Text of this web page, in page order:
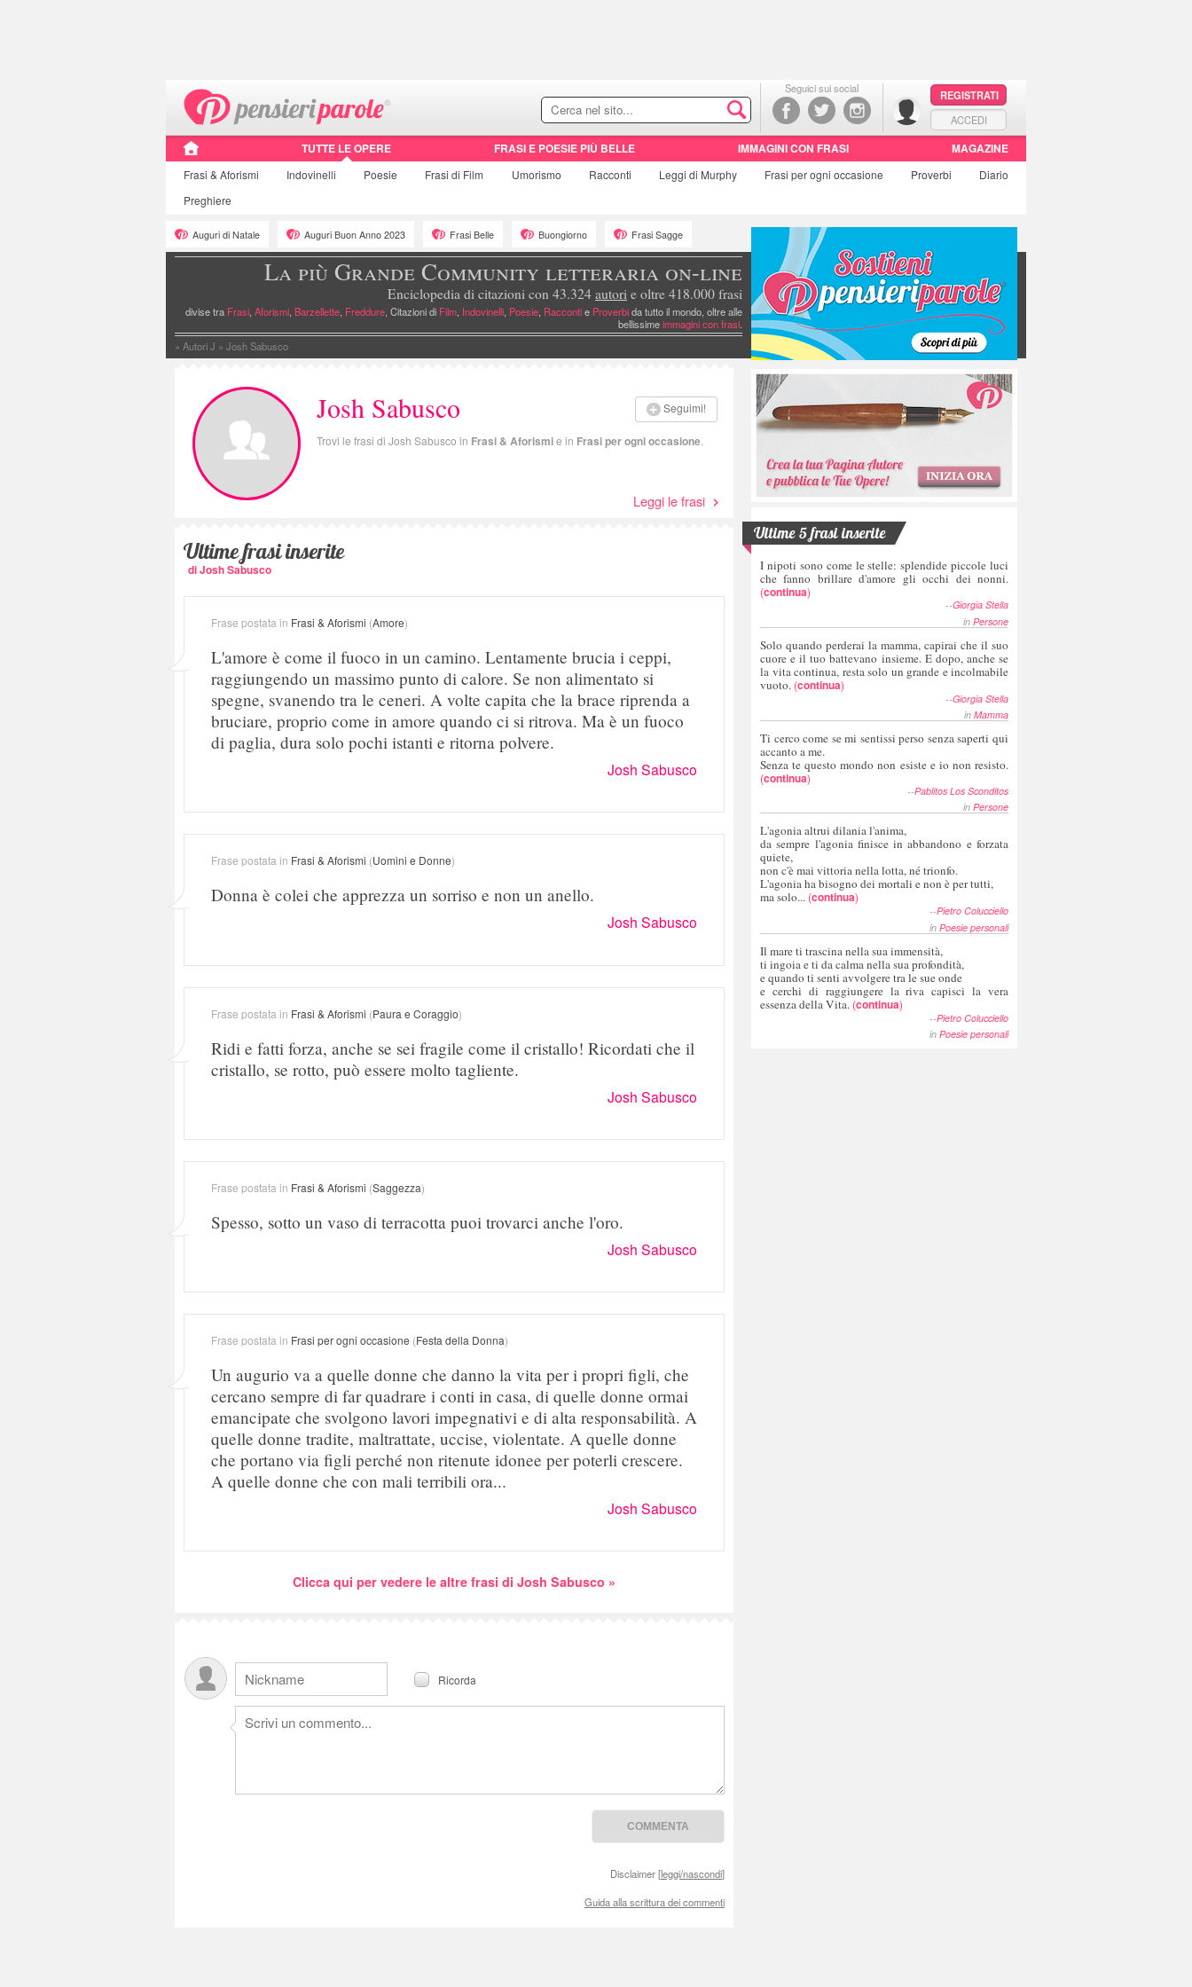
Seguici sui social
REGISTRATI
ACCEDI
TUTTE LE OPERE FRASI E POESIE PIÙ BELLE IMMAGINI CON FRASI MAGAZINE
Frasi & Aforismi Indovinelli Poesie Frasi di Film Umorismo Racconti Leggi di Murphy Frasi per ogni occasione Proverbi
Diario
Preghiere
Auguri di Natale Auguri Buon Anno 2023 Frasi Belle Buongiorno Frasi Sagge
La più Grande Community letteraria on-line
Enciclopedia di citazioni con 43.324 autori e oltre 418.000 frasi
divise tra Frasi, Aforismi, Barzellette, Freddure, Citazioni di Film, Indovinelli, Poesie, Raccontie Proverbida tutto il mondo, oltre alle
bellissimeimmagini con frasi.
» Autori J » Josh Sabusco
Seguimi!
Josh Sabusco
Trovi le frasi di Josh Sabusco in Frasi & Aforismie in Frasi per ogni occasione
Leggi le frasi
Ultime frasi inserite
di Josh Sabusco
Frase postata in Frasi & Aforismi (Amore)
L'amore è come il fuoco in un camino. Lentamente brucia i ceppi,
raggiungendo un massimo punto di calore. Se non alimentato si
spegne, svanendo tra le ceneri. A volte capita che la brace riprenda a
bruciare, proprio come in amore quando ci si ritrova. Ma è un fuoco
di paglia, dura solo pochi istanti e ritorna polvere.
Josh Sabusco
Frase postata in Frasi & Aforismi (Uomini e Donne)
Donna è colei che apprezza un sorriso e non un anello.
Josh Sabusco
Frase postata in Frasi & Aforismi (Paura e Coraggio)
Ridi e fatti forza, anche se sei fragile come il cristallo! Ricordati che il
cristallo, se rotto, può essere molto tagliente.
Josh Sabusco
Frase postata in Frasi & Aforismi (Saggezza)
Spesso, sotto un vaso di terracotta puoi trovarci anche l'oro.
Josh Sabusco
Frase postata in Frasi per ogni occasione (Festa della Donna)
Un augurio va a quelle donne che danno la vita per i propri figli, che
cercano sempre di far quadrare i conti in casa, di quelle donne ormai
emancipate che svolgono lavori impegnativi e di alta responsabilità. A
quelle donne tradite, maltrattate, uccise, violentate. A quelle donne
che portano via figli perché non ritenute idonee per poterli crescere.
A quelle donne che con mali terribili ora...
Josh Sabusco
Clicca qui per vedere le altre frasi di Josh Sabusco »
Ricorda
Disclaimer [leggi/nascondi]
Guida alla scrittura dei commenti
Ultime 5 frasi inserite
I nipoti sono come le stelle: splendide piccole luci
che fanno brillare d'amore gli occhi dei nonni.
(continua)
--Giorgia Stella
in Persone
Solo quando perderai la mamma, capirai che il suo
cuore e il tuo battevano insieme. E dopo, anche se
la vita continua, resta solo un grande e incolmabile
vuoto. (continua)
--Giorgia Stella
in Mamma
Ti cerco come se mi sentissi perso senza saperti qui
accanto a me.
Senza te questo mondo non esiste e io non resisto.
(continua)
--Pablitos Los Sconditos
in Persone
L'agonia altrui dilania l'anima,
da sempre l'agonia finisce in abbandono e forzata
quiete,
non c'è mai vittoria nella lotta, né trionfo.
L'agonia ha bisogno dei mortali e non è per tutti,
ma solo... (continua)
--Pietro Colucciello
in Poesie personali
Il mare ti trascina nella sua immensità,
ti ingoia e ti da calma nella sua profondità,
e quando ti senti avvolgere tra le sue onde
e cerchi di raggiungere la riva capisci la vera
essenza della Vita. (continua)
--Pietro Colucciello
in Poesie personali